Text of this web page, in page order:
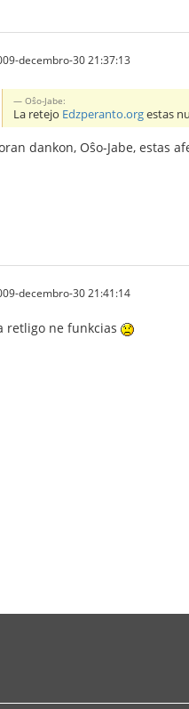
decembro-30 21:37:13
Oŝo-Jabe:
La retejo Edzperanto.orgestas
dankon, Oŝo-Jabe, estas
decembro-30 21:41:14
retligo ne funkcias